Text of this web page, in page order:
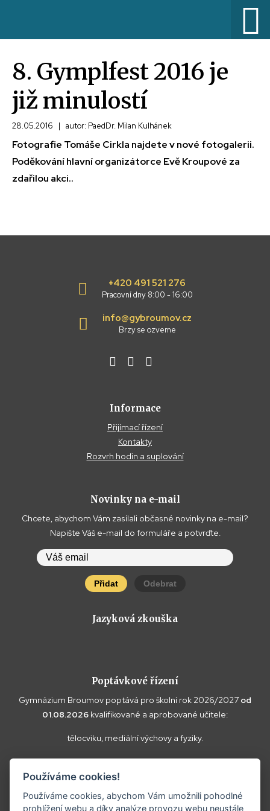
8. Gymplfest 2016 je
již minulostí
28.05.2016 | autor: PaedDr. Milan Kulhánek
Fotografie Tomáše Cirkla najdete v nové fotogalerii.
Poděkování hlavní organizátorce Evě Kroupové za
zdařilou akci..
+420 491 521 276
Pracovní dny 8:00 - 16:00
info@gybroumov.cz
Brzy se ozveme
Informace
Přijímací řízení
Kontakty
Rozvrh hodin a suplování
Novinky na e-mail
Chcete, abychom Vám zasílali občasné novinky na e-mail?
Napište Váš e-mail do formuláře a potvrďte.
Přidat Odebrat
Jazyková zkouška
Poptávkové řízení
Gymnázium Broumov poptává pro školní rok 2026/2027 od
01.08.2026 kvalifikované a aprobované učitele:
tělocviku, mediální výchovy a fyziky.
Vaše doplňující dotazy k poptávce a případné nabídky zasílejte
prosím nareditel@gybroumov.cz
Používáme cookies!
Používáme cookies, abychom Vám umožnili pohodlné
prohlížení webu a díky analýze provozu webu neustále